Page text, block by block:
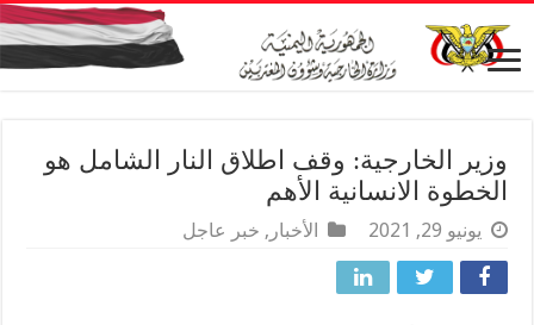
وزير الخارجية: وقف اطلاق النار الشامل هو
الخطوة الانسانية الأهم
يونيو 29, 2021 الأخبار , خبر عاجل